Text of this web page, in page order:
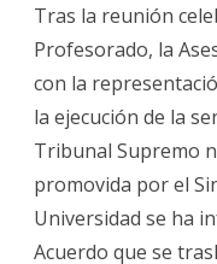
con
la
ejecución
de
la
sentencia
sobre
del
asociado
que
prevé
realizar
Tras la reunión
Profesorado, la
con la
la ejecución de la
Tribunal Supremo
promovida por el
Universidad se ha
Acuerdo que se